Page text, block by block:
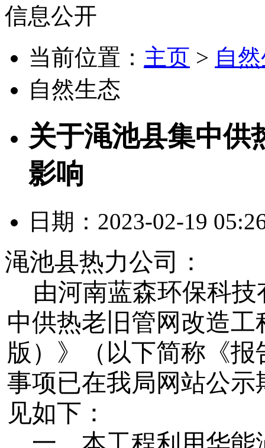
信息公开
当前位置： 主页 > 自
自然生态
关于渑池县集中供
影响
日期：2023-02-19
渑池县热力公司：
由河南蓝森环保科技
中供热老旧管网改造
版）》（以下简称《
事项已在我局网站公
见如下：